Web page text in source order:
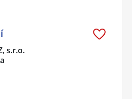
s.r.o.